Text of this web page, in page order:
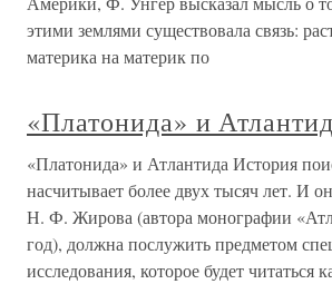
этими землями существовала связь:
материка на материк по
«Платонида» и
«Платонида» и Атлантида История
насчитывает более двух тысяч лет. И
Н. Ф. Жирова (автора монографии
год), должна послужить предметом
исследования, которое будет читаться